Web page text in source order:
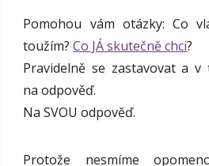
Pomohou vám otázky: Co
toužím?Co JÁ skutečně chci?
Pravidelně se zastavovat a
na odpověď.
Na SVOU odpověď.
Protože nesmíme